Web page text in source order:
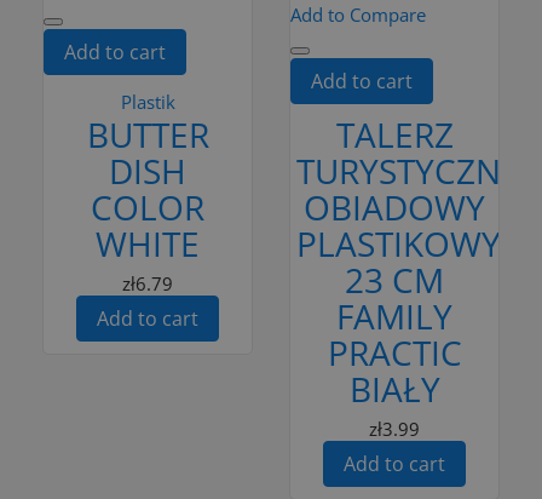
Add to cart
Plastik
BUTTER
DISH
COLOR
WHITE
zł6.79
Add to cart
Add to Compare
Add to cart
TALERZ
TURYSTYCZNY
OBIADOWY
PLASTIKOWY
23 CM
FAMILY
PRACTIC
BIAŁY
zł3.99
Add to cart